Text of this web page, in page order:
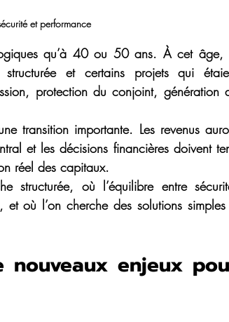
et performance
qu’à 40 ou 50 ans. À cet âge,
et certains projets qui
protection du conjoint, génération
transition importante. Les revenus
et les décisions financières doivent
réel des capitaux.
structurée, où l’équilibre entre
et où l’on cherche des solutions
nouveaux enjeux